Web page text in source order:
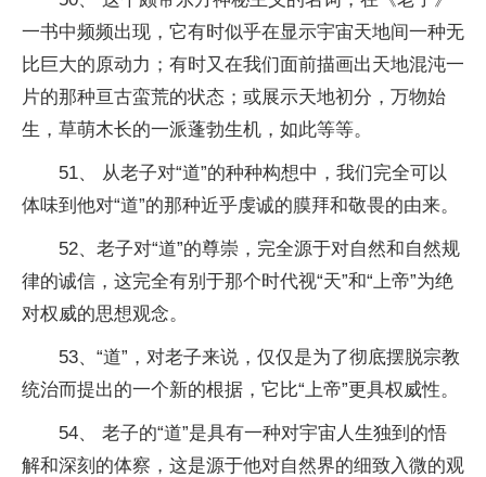
一书中频频出现，它有时似乎在显示宇宙天地间一种无
比巨大的原动力；有时又在我们面前描画出天地混沌一
片的那种亘古蛮荒的状态；或展示天地初分，万物始
生，草萌木长的一派蓬勃生机，如此等等。
51、 从老子对“道”的种种构想中，我们完全可以
体味到他对“道”的那种近乎虔诚的膜拜和敬畏的由来。
52、老子对“道”的尊崇，完全源于对自然和自然规
律的诚信，这完全有别于那个时代视“天”和“上帝”为绝
对权威的思想观念。
53、“道”，对老子来说，仅仅是为了彻底摆脱宗教
统治而提出的一个新的根据，它比“上帝”更具权威性。
54、 老子的“道”是具有一种对宇宙人生独到的悟
解和深刻的体察，这是源于他对自然界的细致入微的观